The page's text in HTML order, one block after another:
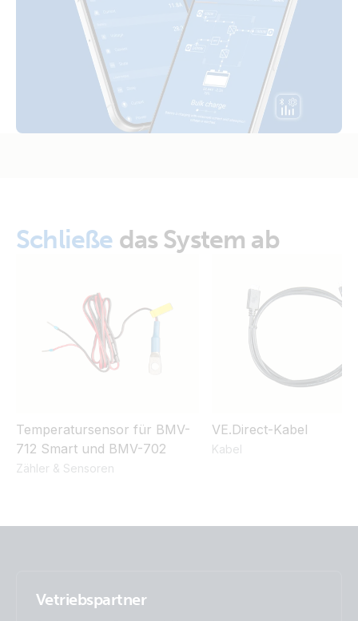
SLD - Parallel MultiPlus-II with gen - off-grid
Van-Motorhome Drawing 3 monitoring setups MultiPlus
3kVA 12V 230V 50Hz 3x100Ah Li SuperPack NG
Van-Motorhome Manual & Drawing 3 monitoring setups
VE.Direct drawing with IP43 Smart Charger 12/50-1 Inverter
800W 2x150Ah Li-NG smallBMS-NG Cyrix Li charge SBP
VE.Direct drawing with IP43 Smart Charger 12/50-3 Inverter
800W 4x125Ah SC-AGM MPPT 100/30 Argofet Isolator
BMV-712 Bow thruster
VE.Direct drawing with Smart IP43 Charger 12/50-1 Inverter
Victron Van - Automotive - Alternator (ds)
Schließe das System ab
Temperatursensor für BMV-
712 Smart und BMV-702
Zähler & Sensoren
VE.Direct-Kabel
Kabel
Vetriebspartner